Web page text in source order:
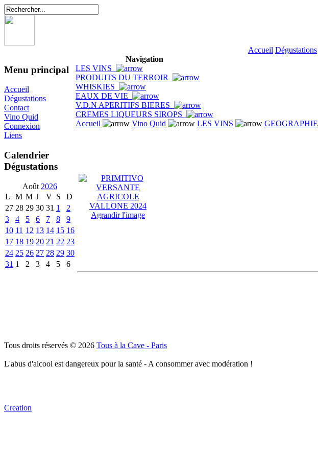
Accueil Dégustations
Menu principal
Accueil
Dégustations
Contact
Vino Quid
Connexion
Liens
Calendrier
Dégustations
Août 2026
L
M M J V S
D
27 28 29 30 31 1
2
3
4 5 6 7 8
9
10 11 12 13 14 15 16
17 18 19 20 21 22 23
24 25 26 27 28 29 30
31 1 2 3 4 5 6
Navigation
LES VINS
PRODUITS DU TERROIR
WHISKIES
EAUX DE VIE
V.D.N APERITIFS BIERES
CREMES LIQUEURS SIROPS
Accueil
Vino Quid LES VINS GEOGRAPHIE
Agrandir l'image
Tous droits réservés © 2026 Tous à la Cave - Paris
L'abus d'alcool est dangereux pour la santé - A consommer avec modération !
Creation